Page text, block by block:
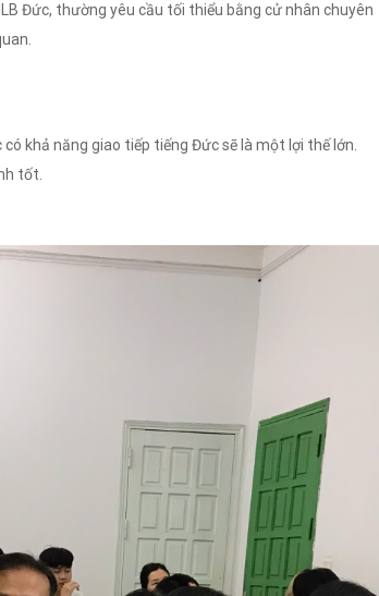
Đức, thường yêu cầu tối thiểu bằng cử nhân chuyên
khả năng giao tiếp tiếng Đức sẽ là một lợi thế lớn.
tốt.